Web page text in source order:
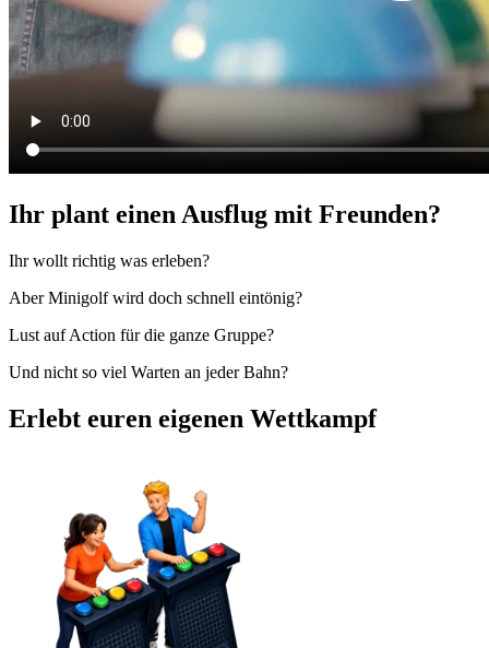
Ihr plant einen Ausflug mit Freunden?
Ihr wollt richtig was erleben?
Aber Minigolf wird doch schnell eintönig?
Lust auf Action für die ganze Gruppe?
Und nicht so viel Warten an jeder Bahn?
Erlebt euren eigenen Wettkampf